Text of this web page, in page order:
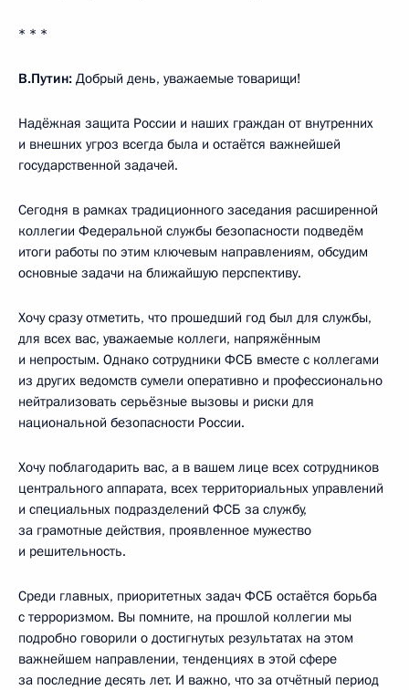
* * *
В.Путин: Добрый день, уважаемые товарищи!
Надёжная защита России и наших граждан от внутренних
и внешних угроз всегда была и остаётся важнейшей
государственной задачей.
Сегодня в рамках традиционного заседания расширенной
коллегии Федеральной службы безопасности подведём
итоги работы по этим ключевым направлениям, обсудим
основные задачи на ближайшую перспективу.
Хочу сразу отметить, что прошедший год был для службы,
для всех вас, уважаемые коллеги, напряжённым
и непростым. Однако сотрудники ФСБ вместе с коллегами
из других ведомств сумели оперативно и профессионально
нейтрализовать серьёзные вызовы и риски для
национальной безопасности России.
Хочу поблагодарить вас, а в вашем лице всех сотрудников
центрального аппарата, всех территориальных управлений
и специальных подразделений ФСБ за службу,
за грамотные действия, проявленное мужество
и решительность.
Среди главных, приоритетных задач ФСБ остаётся борьба
с терроризмом. Вы помните, на прошлой коллегии мы
подробно говорили о достигнутых результатах на этом
важнейшем направлении, тенденциях в этой сфере
за последние десять лет. И важно, что за отчётный период